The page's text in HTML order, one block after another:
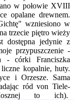
w połowie XVIII
opalane drewnem.
wzniesiono w
trzecie piętro wieży
dostępna jedynie z
przypuszczenie -
- córki Franciszka
kopalnie, huty.
i Orzesze. Sama
ród von Tiele-
to ich).